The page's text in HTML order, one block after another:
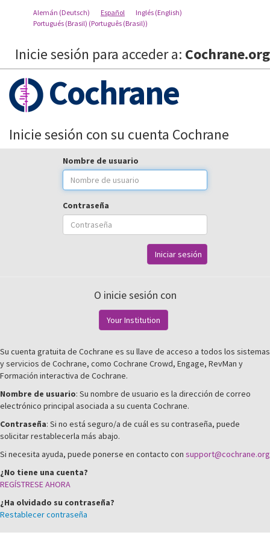
Alemán (Deutsch) Español
Inglés (English)
Portugués (Brasil) (Português (Brasil))
Inicie sesión para acceder a: Cochrane.org
Cochrane
Inicie sesión con su cuenta Cochrane
Nombre de usuario
Contraseña
Iniciar sesión
O inicie sesión con
Your Institution
Su cuenta gratuita de Cochrane es su llave de acceso a todos los sistemas
y servicios de Cochrane, como Cochrane Crowd, Engage, RevMan y
Formación interactiva de Cochrane.
Nombre de usuario: Su nombre de usuario es la dirección de correo
electrónico principal asociada a su cuenta Cochrane.
Contraseña: Si no está seguro/a de cuál es su contraseña, puede
solicitar restablecerla más abajo.
Si necesita ayuda, puede ponerse en contacto con support@cochrane.org
¿No tiene una cuenta?
REGÍSTRESE AHORA
¿Ha olvidado su contraseña?
Restablecer contraseña